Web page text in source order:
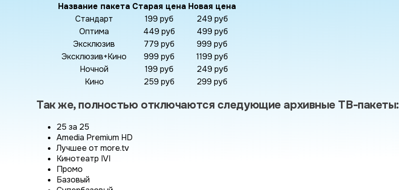
Название пакета Старая цена Новая цена
Стандарт
199 руб
249 руб
Оптима
449 руб
499 руб
Эксклюзив
779 руб
999 руб
Эксклюзив+Кино
999 руб
1199 руб
Ночной
199 руб
249 руб
Кино
259 руб 299 руб
Так же, полностью отключаются следующие архивные ТВ-пакеты:
25 за 25
Amedia Premium HD
Лучшее от more.tv
Кинотеатр IVI
Промо
Базовый